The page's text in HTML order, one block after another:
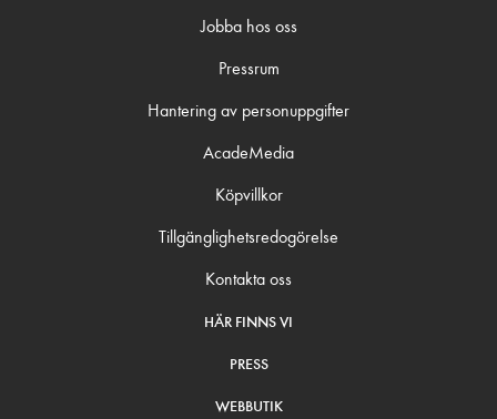
Jobba hos oss
Pressrum
Hantering av personuppgifter
AcadeMedia
Köpvillkor
Tillgänglighetsredogörelse
Kontakta oss
HÄR FINNS VI
PRESS
WEBBUTIK